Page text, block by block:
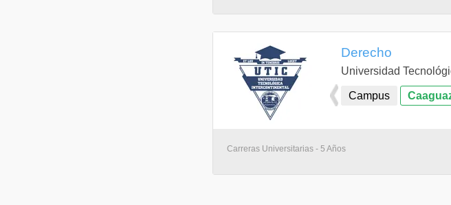
Derecho
Universidad
Campus
Carreras Universitarias - 5 Años